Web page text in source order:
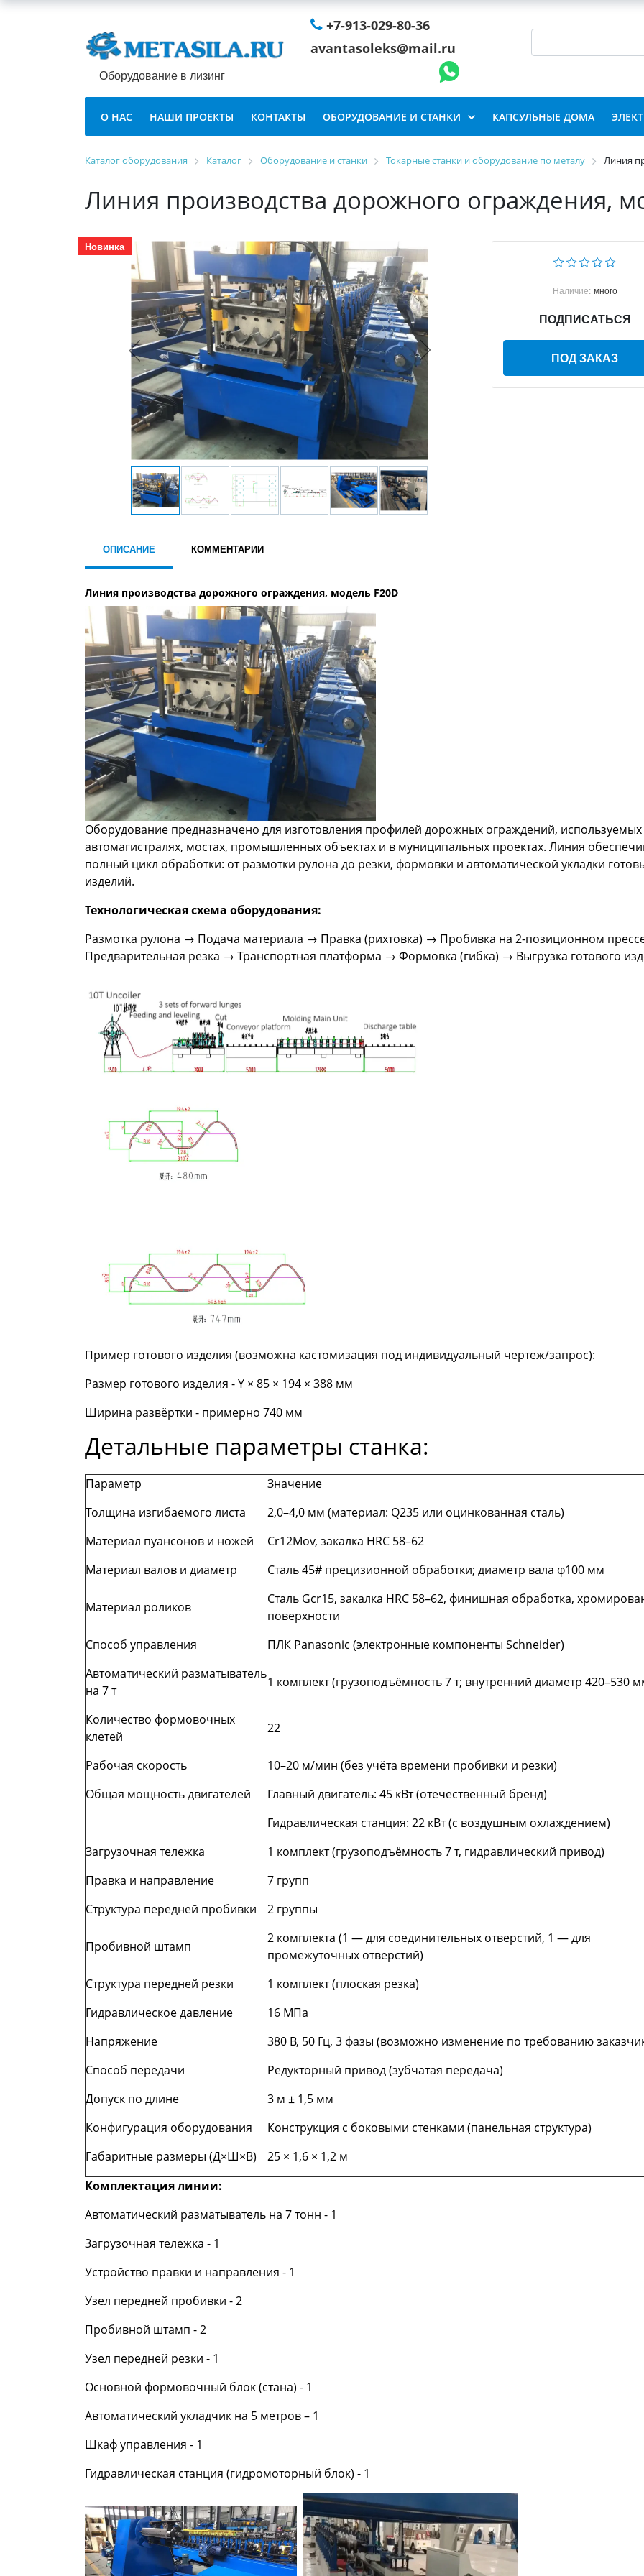
Оборудование в лизинг
+7-913-029-80-36
avantasoleks@mail.ru
О НАС НАШИ ПРОЕКТЫ КОНТАКТЫ ОБОРУДОВАНИЕ И СТАНКИ КАПСУЛЬНЫЕ ДОМА
Каталог оборудования Каталог Оборудование и станки Токарные станки и оборудование по металу Линия
Линия производства дорожного ограждения,
Новинка
Наличие: много
ПОДПИСАТЬСЯ
ПОД ЗАКАЗ
ОПИСАНИЕ КОММЕНТАРИИ
Линия производства дорожного ограждения, модель F20D
Оборудование предназначено для изготовления профилей дорожных ограждений,
автомагистралях, мостах, промышленных объектах и в муниципальных проектах. Линия
полный цикл обработки: от размотки рулона до резки, формовки и автоматической укладки
изделий.
Технологическая схема оборудования:
Размотка рулона → Подача материала → Правка (рихтовка) → Пробивка на 2-позиционном
Предварительная резка → Транспортная платформа → Формовка (гибка) → Выгрузка готового
Пример готового изделия (возможна кастомизация под индивидуальный чертеж/запрос):
Размер готового изделия - Y × 85 × 194 × 388 мм
Ширина развёртки - примерно 740 мм
Детальные параметры станка:
Параметр
Значение
Толщина изгибаемого листа
2,0–4,0 мм (материал: Q235 или оцинкованная сталь)
Материал пуансонов и ножей
Cr12Mov, закалка HRC 58–62
Материал валов и диаметр
Сталь 45# прецизионной обработки; диаметр вала φ100 мм
Материал роликов
Сталь Gcr15, закалка HRC 58–62, финишная обработка,
поверхности
Способ управления
ПЛК Panasonic (электронные компоненты Schneider)
Автоматический разматыватель
на 7 т
1 комплект (грузоподъёмность 7 т; внутренний диаметр 420–530
Количество формовочных
клетей
22
Рабочая скорость
10–20 м/мин (без учёта времени пробивки и резки)
Общая мощность двигателей
Главный двигатель: 45 кВт (отечественный бренд)
Гидравлическая станция: 22 кВт (с воздушным охлаждением)
Загрузочная тележка
1 комплект (грузоподъёмность 7 т, гидравлический привод)
Правка и направление
7 групп
Структура передней пробивки
2 группы
Пробивной штамп
2 комплекта (1 — для соединительных отверстий, 1 — для
промежуточных отверстий)
Структура передней резки
1 комплект (плоская резка)
Гидравлическое давление
16 МПа
Напряжение
380 В, 50 Гц, 3 фазы (возможно изменение по требованию
Способ передачи
Редукторный привод (зубчатая передача)
Допуск по длине
3 м ± 1,5 мм
Конфигурация оборудования
Конструкция с боковыми стенками (панельная структура)
Габаритные размеры (Д×Ш×В)
25 × 1,6 × 1,2 м
Комплектация линии:
Автоматический разматыватель на 7 тонн - 1
Загрузочная тележка - 1
Устройство правки и направления - 1
Узел передней пробивки - 2
Пробивной штамп - 2
Узел передней резки - 1
Основной формовочный блок (стана) - 1
Автоматический укладчик на 5 метров – 1
Шкаф управления - 1
Гидравлическая станция (гидромоторный блок) - 1